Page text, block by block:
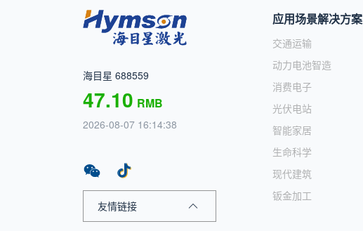
海目星 688559
47.10 RMB
2026-08-07 16:14:38
友情链接
应用场景解决方案
交通运输
动力电池智造
消费电子
光伏电站
智能家居
生命科学
现代建筑
钣金加工